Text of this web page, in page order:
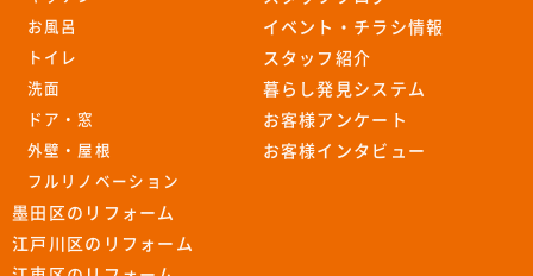
お風呂
トイレ
洗面
ドア・窓
外壁・屋根
フルリノベーション
イベント・チラシ情報
スタッフ紹介
暮らし発見システム
お客様アンケート
お客様インタビュー
墨田区のリフォーム
江戸川区のリフォーム